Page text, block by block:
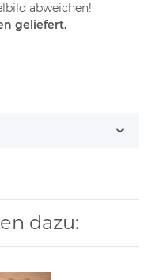
abweichen!
geliefert.
dazu: